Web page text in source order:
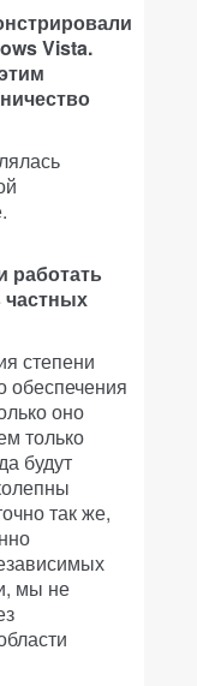
Vista.
работать
степени
обеспечения
оно
только
будут
так же,
мы не